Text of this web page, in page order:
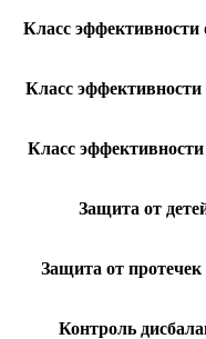
Класс
Класс эффективности
Класс
Защита от
Защита от
Контроль